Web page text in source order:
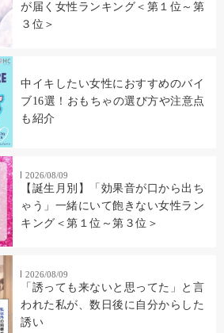
が届く女性ランキング＜第１位～第
３位＞
中イキしたい女性におすすめのバイ
ブ16選！おもちゃの選び方や注意点
も紹介
2026/08/09
【誕生月別】「効果音が口から出ち
ゃう」一緒にいて飽きない女性ラン
キング＜第１位～第３位＞
2026/08/09
「誘っても来ないと思ってた」と言
われた私が、数日後に自分からした
誘い